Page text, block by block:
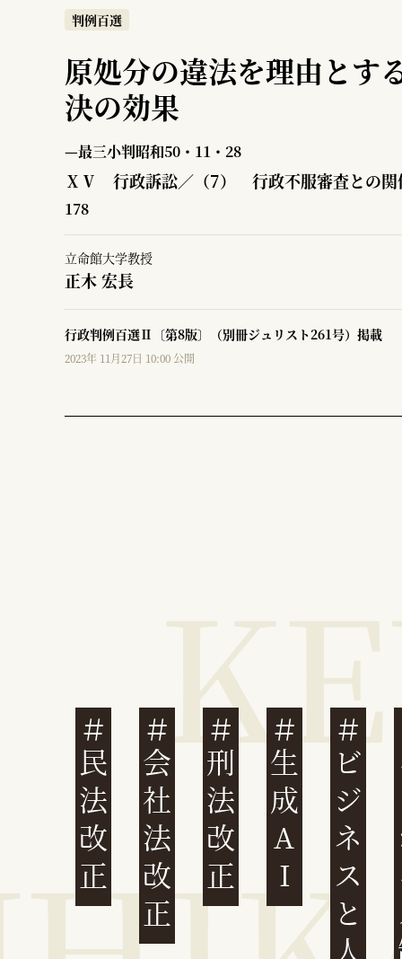
判例百選
原処分の違法を理由とす
決の効果
—最三小判昭和50・11・28
ⅩⅤ 行政訴訟／（7） 行政不服審査との関
178
立命館大学教授
正木 宏長
行政判例百選Ⅱ〔第8版〕（別冊ジュリスト261号）掲載
2023年 11月27日 10:00 公開
民法改正 会社法改正 刑法改正 生成AI ビジネスと人権